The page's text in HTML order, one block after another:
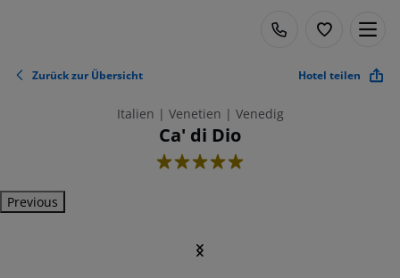
Zurück zur Übersicht Hotel teilen
Italien | Venetien | Venedig
Ca' di Dio
5
Previous